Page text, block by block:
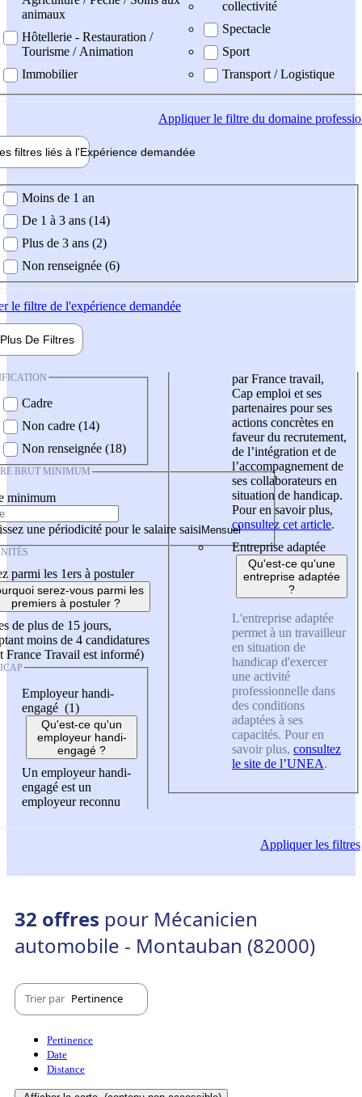
animaux
Hôtellerie - Restauration /
Tourisme / Animation
Immobilier
collectivité
Spectacle
Sport
Transport / Logistique
Appliquerle filtre du domaine
filtres liés à l'Expérience demandée
demandée
Moins de 1 an
De 1 à 3 ans (14)
Plus de 3 ans (2)
Non renseignée (6)
le filtre de l'expérience demandée
Plus De Filtres
Cadre
Non cadre (14)
Non renseignée (18)
BRUT MINIMUM
minimum
une périodicité pour le salaire saisi
parmi les 1ers à postuler
serez-vous parmi les
premiers à postuler ?
de plus de 15 jours,
moins de 4 candidatures
France Travail est informé)
Employeur handi-
engagé (1)
Qu'est-ce qu'un
employeur handi-
engagé ?
Un employeur handi-
engagé est un
employeur reconnu
par France travail,
Cap emploi et ses
partenaires pour ses
actions concrètes en
faveur du recrutement,
de l’intégration et de
l’accompagnement de
ses collaborateurs en
situation de handicap.
Pour en savoir plus,
consultez cet article.
Entreprise adaptée
Qu'est-ce qu'une
entreprise adaptée
?
L'entreprise adaptée
permet à un travailleur
en situation de
handicap d'exercer
une activité
professionnelle dans
des conditions
adaptées à ses
capacités. Pour en
savoir plus, consultez
le site de l’UNEA.
Appliquerles filtres
32 offres pour Mécanicien
automobile - Montauban (82000)
Trier par Pertinence
Pertinence
Date
Distance